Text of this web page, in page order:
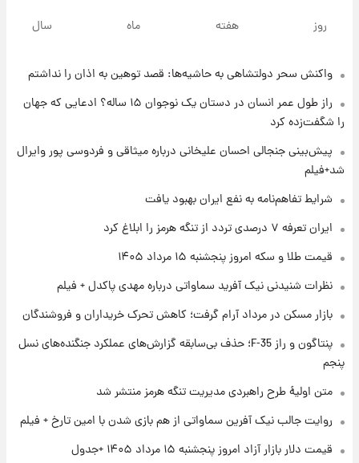
قیمت سکه و طلا فردا
۱ روز پیش
۱ روز پیش
۱ روز پیش
ارزش سهام عدالت برای امروز چهارشنبه ۱۴ مرداد
آغاز طرح جدید فروش مشارکت در تولید سایپا؛
سود مشارکت چند درصد است؟
روز هفته ماه سال
واکنش سحر دولتشاهی به حاشیه‌ها: قصد توهین به اذان را نداشتم
راز طول عمر انسان در دستان یک نوجوان ۱۵ ساله؟ ادعایی که جهان
را شگفت‌زده کرد
پیش‌بینی جنجالی احسان علیخانی درباره میثاقی و فردوسی پور وایرال
شد+فیلم
شرایط تفاهم‌نامه به نفع ایران بهبود یافت
ایران تعرفه ۷ درصدی تردد از تنگه هرمز را ابلاغ کرد
قیمت طلا و سکه امروز پنجشنبه ۱۵ مرداد ۱۴۰۵
نظرات شنیدنی نیک آفرید سماواتی درباره مهدی پاکدل + فیلم
بازار مسکن در مرداد آرام گرفت؛ کاهش تحرک خریداران و فروشندگان
پنتاگون و راز F-35؛ حذف بی‌سابقه گزارش‌های عملکرد جنگنده‌های نسل
پنجم
متن اولیۀ طرح راهبردی مدیریت تنگه هرمز منتشر شد
روایت جالب نیک آفرین سماواتی از هم بازی شدن با امین تارخ + فیلم
قیمت دلار بازار آزاد امروز پنجشنبه ۱۵ مرداد ۱۴۰۵ +جدول